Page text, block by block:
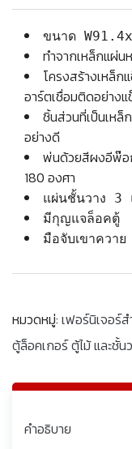
ขนาด
ทำจากเหล็กแผ่น
โครงสร้างเหล็ก
อาร์ตเชื่อมติดอย่างแ
ชิ้นส่วนที่เป็นเหล็
อย่างดี
พ่นด้วยสีผงอีพ๊อ
180 องศา
แผ่นชั้นวาง 3
มีกุญแจล็อคตู้
มือจับเขาควาย
หมวดหมู่: เฟอร์นิเจอร์
ตู้ล็อคเกอร์ ตู้ไม้ และชั้น
คำอธิบาย